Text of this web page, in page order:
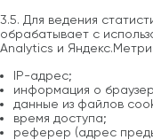
3.5. Для ведения
обрабатывает с
Analytics и
IP-адрес;
информация о
данные из файлов
время доступа;
реферер (адрес